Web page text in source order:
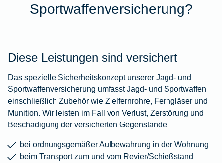
Sportwaffenversicherung?
Diese Leistungen sind versichert
Das spezielle Sicherheitskonzept unserer Jagd- und
Sportwaffenversicherung umfasst Jagd- und Sportwaffen
einschließlich Zubehör wie Zielfernrohre, Ferngläser und
Munition. Wir leisten im Fall von Verlust, Zerstörung und
Beschädigung der versicherten Gegenstände
bei ordnungsgemäßer Aufbewahrung in der Wohnung
beim Transport zum und vom Revier/Schießstand